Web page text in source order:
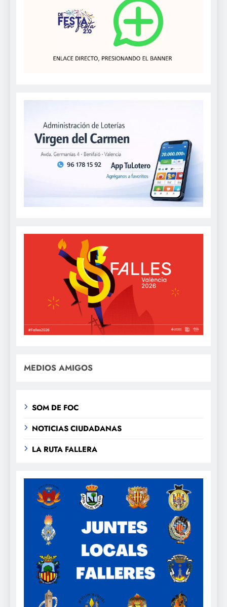
MEDIOS AMIGOS
SOM DE FOC
NOTICIAS CIUDADANAS
LA RUTA FALLERA